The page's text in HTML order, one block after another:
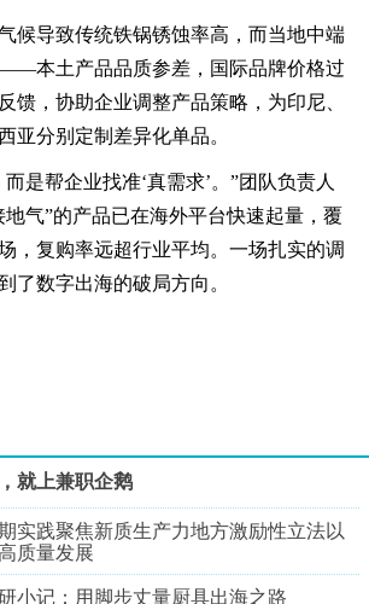
候导致传统铁锅锈蚀率高，而当地中端
本土产品品质参差，国际品牌价格过
馈，协助企业调整产品策略，为印尼、
亚分别定制差异化单品。
是帮企业找准‘真需求’。”团队负责人
气”的产品已在海外平台快速起量，覆
，复购率远超行业平均。一场扎实的调
了数字出海的破局方向。
就上兼职企鹅
实践聚焦新质生产力地方激励性立法以
质量发展
小记：用脚步丈量厨具出海之路